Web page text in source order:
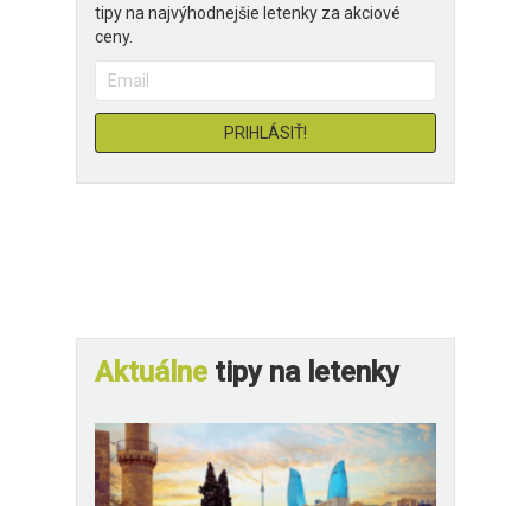
tipy na najvýhodnejšie letenky za akciové
ceny.
Aktuálne tipy na letenky